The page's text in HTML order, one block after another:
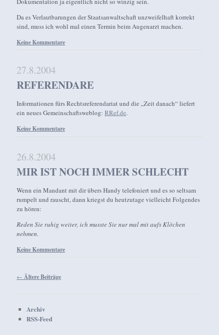
Da es Verlautbarungen der Staatsanwaltschaft unzweifelhaft korrekt
sind, muss ich wohl mal einen Termin beim Augenarzt machen.
Keine Kommentare
27.8.2004
REFERENDARE
Informationen fürs Rechtsreferendariat und die „Zeit danach“ liefert
ein neues Gemeinschaftsweblog:RRef.de.
Keine Kommentare
26.8.2004
MIR IST NOCH IMMER SCHLECHT
Wenn ein Mandant mit dir übers Handy telefoniert und es so seltsam
rumpelt und rauscht, dann kriegst du heutzutage vielleicht Folgendes
zu hören:
Reden Sie ruhig weiter, ich musste Sie nur mal mit aufs Klöchen
nehmen.
Keine Kommentare
Beitragsnavigation
← Ältere Beiträge
Archiv
RSS-Feed